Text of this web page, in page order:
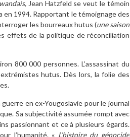
Jean Hatzfeld se veut le témoin
en 1994. Rapportant le témoignage des
les bourreaux hutus (une saison
effets de la politique de réconciliation
800 000 personnes. L’assassinat du
hutus. Dès lors, la folie des
en ex-Yougoslavie pour le journal
Sa subjectivité assumée rompt avec
passionnant et ce à plusieurs égards.
l’humanité. « L’histoire du génocide